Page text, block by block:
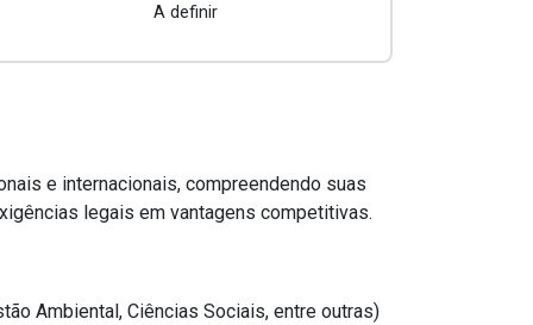
A definir
e internacionais, compreendendo suas
legais em vantagens competitivas.
Ambiental, Ciências Sociais, entre outras)